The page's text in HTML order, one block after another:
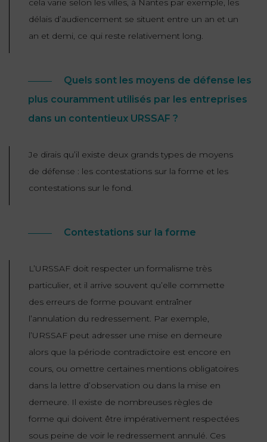
cela varie selon les villes, à Nantes par exemple, les
délais d’audiencement se situent entre un an et un
an et demi, ce qui reste relativement long.
Quels sont les moyens de défense les
plus couramment utilisés par les entreprises
dans un contentieux URSSAF ?
Je dirais qu’il existe deux grands types de moyens
de défense : les contestations sur la forme et les
contestations sur le fond.
Contestations sur la forme
L’URSSAF doit respecter un formalisme très
particulier, et il arrive souvent qu’elle commette
des erreurs de forme pouvant entraîner
l’annulation du redressement. Par exemple,
l’URSSAF peut adresser une mise en demeure
alors que la période contradictoire est encore en
cours, ou omettre certaines mentions obligatoires
dans la lettre d’observation ou dans la mise en
demeure. Il existe de nombreuses règles de
forme qui doivent être impérativement respectées
sous peine de voir le redressement annulé. Ces